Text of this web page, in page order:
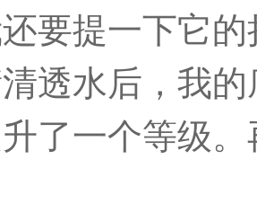
要提一下它
透水后，我
了一个等级